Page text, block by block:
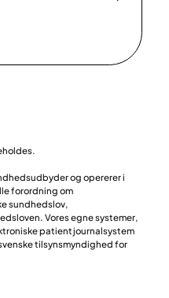
og opererer i
forordning om
sundhedslov,
Vores egne systemer,
patientjournalsystem
tilsynsmyndighed for